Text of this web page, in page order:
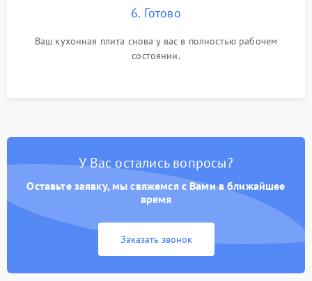
6. Готово
Ваш кухонная плита снова у вас в полностью рабочем
состоянии.
У Вас остались вопросы?
Оставьте заявку, мы свяжемся с Вами в ближайшее
время
Заказать звонок